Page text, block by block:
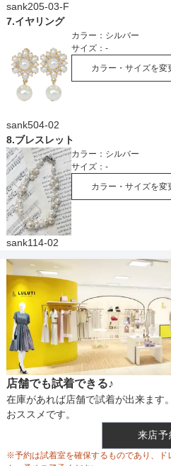
sank205-03-F
7.イヤリング
カラー： シルバー
サイズ： -
カラー・サイズを変
sank504-02
8.ブレスレット
カラー： シルバー
サイズ： -
カラー・サイズを変
sank114-02
店舗でも試着できる♪
在庫があれば店舗で試着が出来ます
おススメです。
来店予
※予約は試着室を確保するものであり、ド